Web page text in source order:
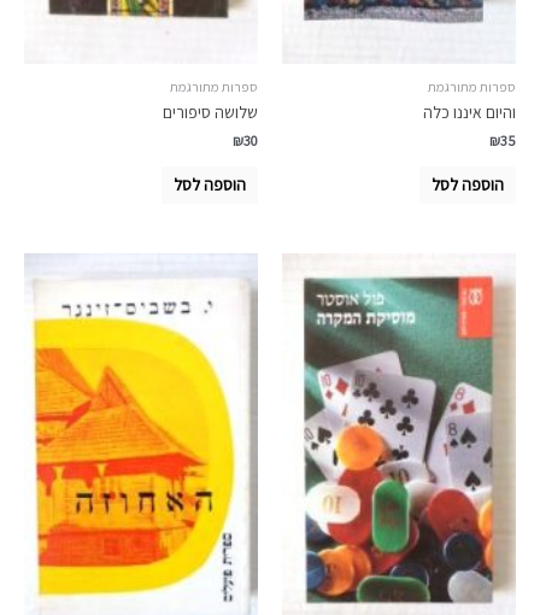
ספרות מתורגמת
והיום איננו כלה
₪35
הוספה לסל
ספרות מתורגמת
שלושה סיפורים
₪30
הוספה לסל